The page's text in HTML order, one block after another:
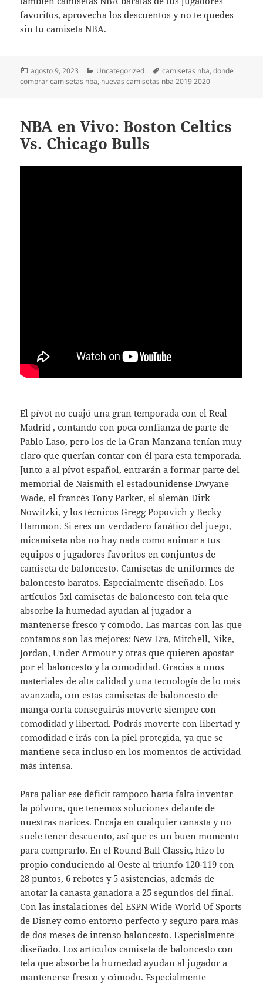
favoritos, aprovecha los descuentos y no te quedes
sin tu camiseta NBA.
Publicado
el
agosto 9, 2023 Categorías
Uncategorized Etiquetas
camisetas nba,donde
comprar camisetas nba, nuevas camisetas nba 2019 2020
NBA en Vivo: Boston Celtics
Vs. Chicago Bulls
El pívot no cuajó una gran temporada con el Real
Madrid , contando con poca confianza de parte de
Pablo Laso, pero los de la Gran Manzana tenían muy
claro que querían contar con él para esta temporada.
Junto a al pívot español, entrarán a formar parte del
memorial de Naismith el estadounidense Dwyane
Wade, el francés Tony Parker, el alemán Dirk
Nowitzki, y los técnicos Gregg Popovich y Becky
Hammon. Si eres un verdadero fanático del juego,
micamiseta nba no hay nada como animar a tus
equipos o jugadores favoritos en conjuntos de
camiseta de baloncesto. Camisetas de uniformes de
baloncesto baratos. Especialmente diseñado. Los
artículos 5xl camisetas de baloncesto con tela que
absorbe la humedad ayudan al jugador a
mantenerse fresco y cómodo. Las marcas con las que
contamos son las mejores: New Era, Mitchell, Nike,
Jordan, Under Armour y otras que quieren apostar
por el baloncesto y la comodidad. Gracias a unos
materiales de alta calidad y una tecnología de lo más
avanzada, con estas camisetas de baloncesto de
manga corta conseguirás moverte siempre con
comodidad y libertad. Podrás moverte con libertad y
comodidad e irás con la piel protegida, ya que se
mantiene seca incluso en los momentos de actividad
más intensa.
Para paliar ese déficit tampoco haría falta inventar
la pólvora, que tenemos soluciones delante de
nuestras narices. Encaja en cualquier canasta y no
suele tener descuento, así que es un buen momento
para comprarlo. En el Round Ball Classic, hizo lo
propio conduciendo al Oeste al triunfo 120-119 con
28 puntos, 6 rebotes y 5 asistencias, además de
anotar la canasta ganadora a 25 segundos del final.
Con las instalaciones del ESPN Wide World Of Sports
de Disney como entorno perfecto y seguro para más
de dos meses de intenso baloncesto. Especialmente
diseñado. Los artículos camiseta de baloncesto con
tela que absorbe la humedad ayudan al jugador a
mantenerse fresco y cómodo. Especialmente